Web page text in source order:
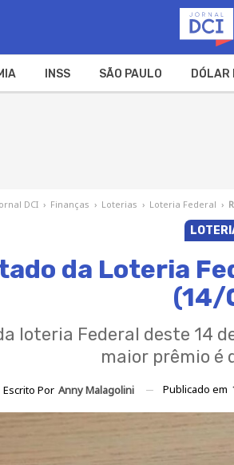
INSS SÃO PAULO DÓLAR
DCI › Finanças › Loterias › Loteria Federal ›
da Loteria
(14/
loteria Federal deste 14
maior prêmio é
Escrito Por Anny Malagolini Publicado em